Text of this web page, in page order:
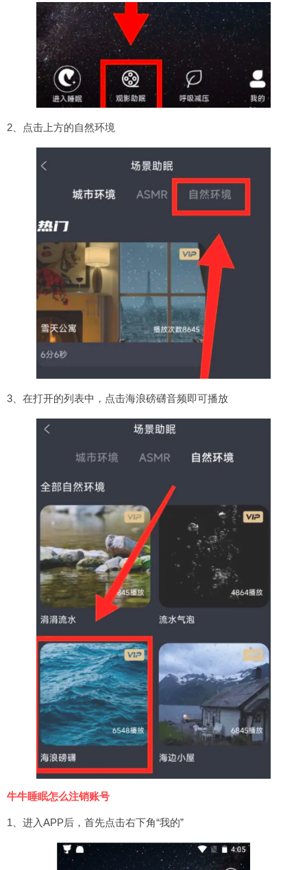
2、点击上方的自然环境
3、在打开的列表中，点击海浪磅礴音频即可播放
牛牛睡眠怎么注销账号
1、进入APP后，首先点击右下角“我的”